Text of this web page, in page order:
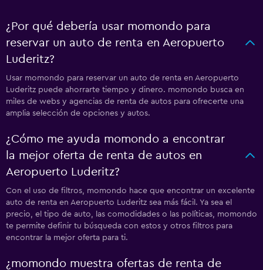
¿Por qué debería usar momondo para
reservar un auto de renta en Aeropuerto
Luderitz?
Usar momondo para reservar un auto de renta en Aeropuerto
Luderitz puede ahorrarte tiempo y dinero. momondo busca en
miles de webs y agencias de renta de autos para ofrecerte una
amplia selección de opciones y autos.
¿Cómo me ayuda momondo a encontrar
la mejor oferta de renta de autos en
Aeropuerto Luderitz?
Con el uso de filtros, momondo hace que encontrar un excelente
auto de renta en Aeropuerto Luderitz sea más fácil. Ya sea el
precio, el tipo de auto, las comodidades o las políticas, momondo
te permite definir tu búsqueda con estos y otros filtros para
encontrar la mejor oferta para ti.
¿momondo muestra ofertas de renta de